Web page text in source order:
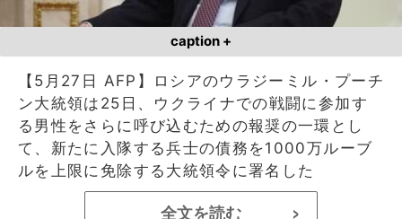
caption +
【5月27日 AFP】ロシアのウラジーミル・プーチ
ン大統領は25日、ウクライナでの戦闘に参加す
る男性をさらに呼び込むための報奨の一環とし
て、新たに入隊する兵士の債務を1000万ルーブ
ルを上限に免除する大統領令に署名した
全文を読む >